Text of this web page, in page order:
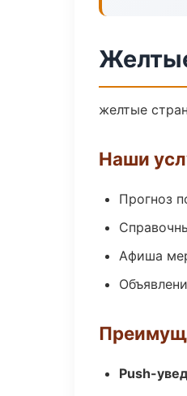
желтые
Наши
Прогноз
Афиша
Push-